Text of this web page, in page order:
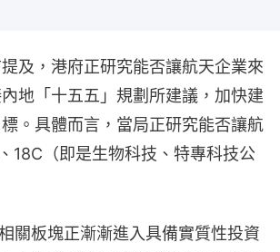
及，港府正研究能否讓航天企業來
地「十五五」規劃所建議，加快建
。具體而言，當局正研究能否讓航
18C（即是生物科技、特專科技公
關板塊正漸漸進入具備實質性投資